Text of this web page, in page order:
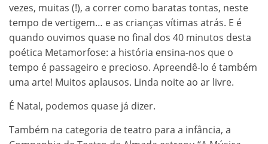
vezes, muitas (!), a correr como baratas tontas, neste
tempo de vertigem… e as crianças vítimas atrás. E é
quando ouvimos quase no final dos 40 minutos desta
poética Metamorfose: a história ensina-nos que o
tempo é passageiro e precioso. Apreendê-lo é também
uma arte! Muitos aplausos. Linda noite ao ar livre.
É Natal, podemos quase já dizer.
Também na categoria de teatro para a infância, a